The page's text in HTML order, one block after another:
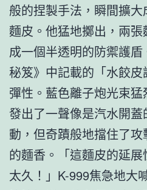
般的捏製手法，瞬間擴
麵皮。他猛地擲出，兩
成一個半透明的防禦護
秘笈》中記載的「水餃
彈性。藍色離子炮光束猛
發出了一聲像是汽水開
動，但奇蹟般地擋住了
的麵香。「這麵皮的延
太久！」K-999焦急地大